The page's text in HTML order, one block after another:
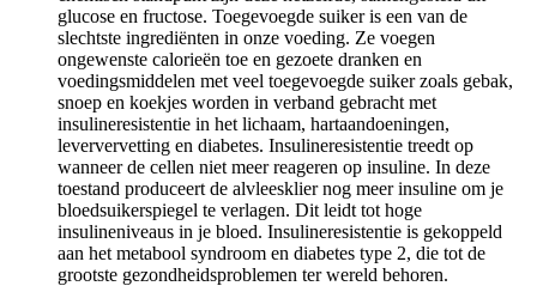
glucose en fructose. Toegevoegde suiker is een van de
slechtste ingrediënten in onze voeding. Ze voegen
ongewenste calorieën toe en gezoete dranken en
voedingsmiddelen met veel toegevoegde suiker zoals gebak,
snoep en koekjes worden in verband gebracht met
insulineresistentie in het lichaam, hartaandoeningen,
leververvetting en diabetes. Insulineresistentie treedt op
wanneer de cellen niet meer reageren op insuline. In deze
toestand produceert de alvleesklier nog meer insuline om je
bloedsuikerspiegel te verlagen. Dit leidt tot hoge
insulineniveaus in je bloed. Insulineresistentie is gekoppeld
aan het metabool syndroom en diabetes type 2, die tot de
grootste gezondheidsproblemen ter wereld behoren.